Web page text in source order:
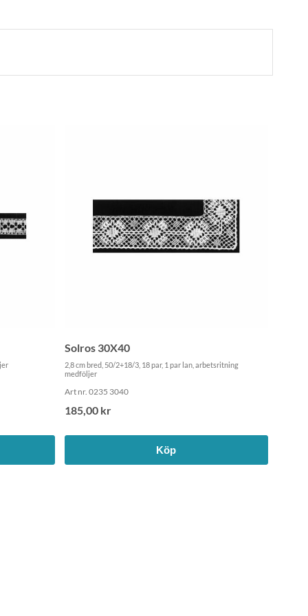
Solros 30X40
2,8 cm bred, 50/2+18/3, 18 par, 1 par lan, arbetsritning
medföljer
Art nr. 0235 3040
185,00 kr
Köp